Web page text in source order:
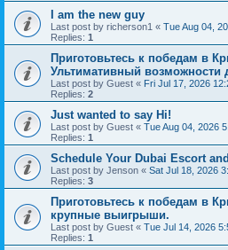
I am the new guy
Last post by richerson1 « Tue Aug 04,
Replies: 1
Приготовьтесь к победам в
Ультимативный возможности
Last post by Guest « Fri Jul 17, 2026
Replies: 2
Just wanted to say Hi!
Last post by Guest « Tue Aug 04, 2026
Replies: 1
Schedule Your Dubai Escort
Last post by Jenson « Sat Jul 18, 2026
Replies: 3
Приготовьтесь к победам в
крупные выигрыши.
Last post by Guest « Tue Jul 14, 2026
Replies: 1